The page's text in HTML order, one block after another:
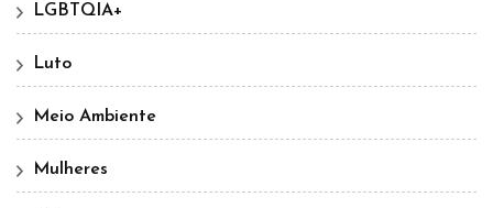
LGBTQIA+
Luto
Meio Ambiente
Mulheres